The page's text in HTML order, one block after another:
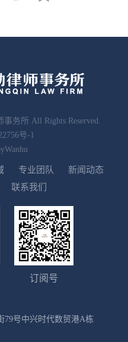
务所 All Rights Reserved.
号-1
Wanhu
专业团队
新闻动态
联系我们
订阅号
79号中兴时代数贸港A栋